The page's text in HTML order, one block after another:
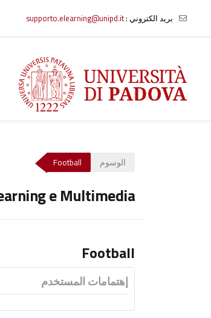
بريد الكتروني :supporto.elearning@unipd.it
الوسوم Football
e Multimedia
Football
إهتمامات المستخدم